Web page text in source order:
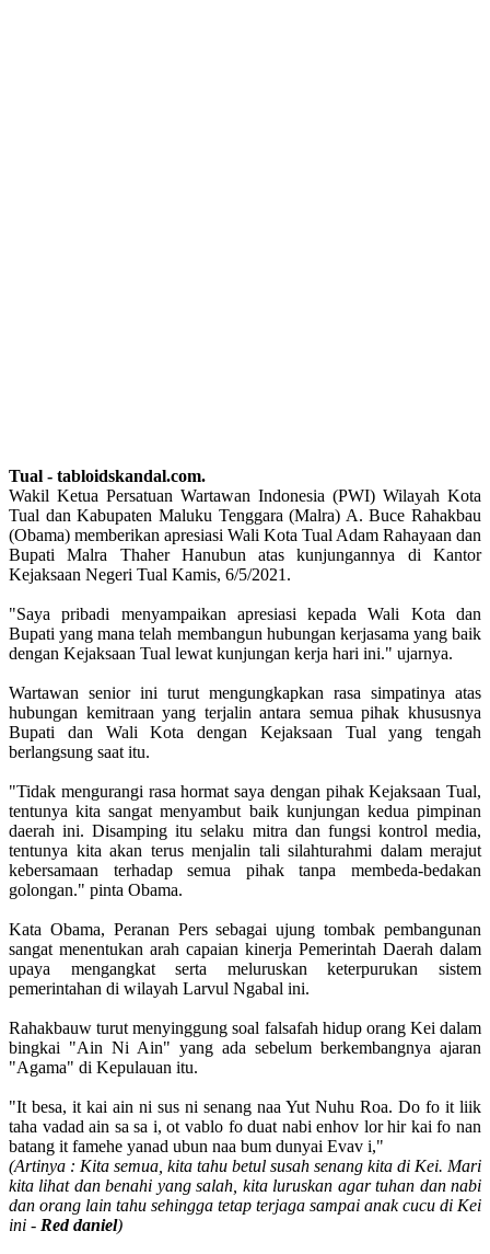
Tual - tabloidskandal.com.
Wakil Ketua Persatuan Wartawan Indonesia (PWI) Wilayah Kota
Tual dan Kabupaten Maluku Tenggara (Malra) A. Buce Rahakbau
(Obama) memberikan apresiasi Wali Kota Tual Adam Rahayaan dan
Bupati Malra Thaher Hanubun atas kunjungannya di Kantor
Kejaksaan Negeri Tual Kamis, 6/5/2021.
"Saya pribadi menyampaikan apresiasi kepada Wali Kota dan
Bupati yang mana telah membangun hubungan kerjasama yang baik
dengan Kejaksaan Tual lewat kunjungan kerja hari ini." ujarnya.
Wartawan senior ini turut mengungkapkan rasa simpatinya atas
hubungan kemitraan yang terjalin antara semua pihak khususnya
Bupati dan Wali Kota dengan Kejaksaan Tual yang tengah
berlangsung saat itu.
"Tidak mengurangi rasa hormat saya dengan pihak Kejaksaan Tual,
tentunya kita sangat menyambut baik kunjungan kedua pimpinan
daerah ini. Disamping itu selaku mitra dan fungsi kontrol media,
tentunya kita akan terus menjalin tali silahturahmi dalam merajut
kebersamaan terhadap semua pihak tanpa membeda-bedakan
golongan." pinta Obama.
Kata Obama, Peranan Pers sebagai ujung tombak pembangunan
sangat menentukan arah capaian kinerja Pemerintah Daerah dalam
upaya mengangkat serta meluruskan keterpurukan sistem
pemerintahan di wilayah Larvul Ngabal ini.
Rahakbauw turut menyinggung soal falsafah hidup orang Kei dalam
bingkai "Ain Ni Ain" yang ada sebelum berkembangnya ajaran
"Agama" di Kepulauan itu.
"It besa, it kai ain ni sus ni senang naa Yut Nuhu Roa. Do fo it liik
taha vadad ain sa sa i, ot vablo fo duat nabi enhov lor hir kai fo nan
batang it famehe yanad ubun naa bum dunyai Evav i,"
(Artinya : Kita semua, kita tahu betul susah senang kita di Kei. Mari
kita lihat dan benahi yang salah, kita luruskan agar tuhan dan nabi
dan orang lain tahu sehingga tetap terjaga sampai anak cucu di Kei
ini - Red daniel)